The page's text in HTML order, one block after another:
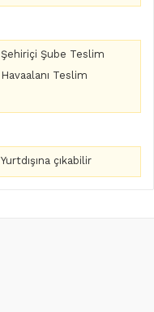
Şehiriçi Şube Teslim
Havaalanı Teslim
Yurtdışına çıkabilir